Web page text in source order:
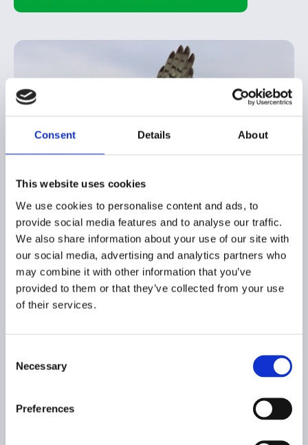
Consent Details About
This website uses cookies
We use cookies to personalise content and ads, to
provide social media features and to analyse our traffic.
We also share information about your use of our site with
our social media, advertising and analytics partners who
may combine it with other information that you’ve
provided to them or that they’ve collected from your use
of their services.
Selection
Necessary
Preferences
Étude écologique
habitats naturels, en particulier les oiseaux
(avifaune) et les chauves-souris (chiroptères),
sur la biodiversité.